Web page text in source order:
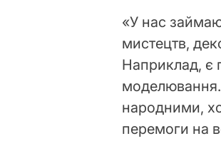
«У нас
мистецтв,
Наприклад, є
народними,
перемоги на